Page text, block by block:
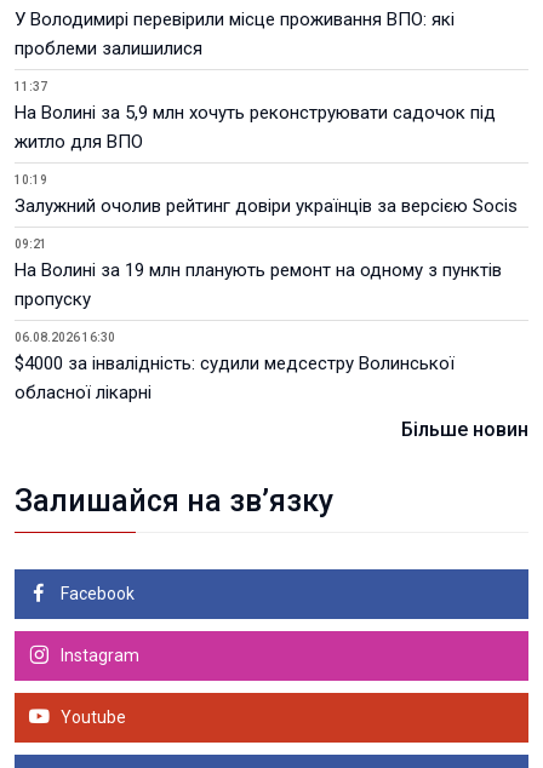
У Володимирі перевірили місце проживання ВПО: які
проблеми залишилися
11:37
На Волині за 5,9 млн хочуть реконструювати садочок під
житло для ВПО
10:19
Залужний очолив рейтинг довіри українців за версією Socis
09:21
На Волині за 19 млн планують ремонт на одному з пунктів
пропуску
06.08.2026 16:30
$4000 за інвалідність: судили медсестру Волинської
обласної лікарні
Більше новин
Залишайся на зв’язку
Facebook
Instagram
Youtube